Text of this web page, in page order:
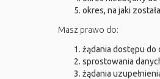
okres, na jaki
Masz prawo do:
żądania dostępu do
sprostowania
żądania